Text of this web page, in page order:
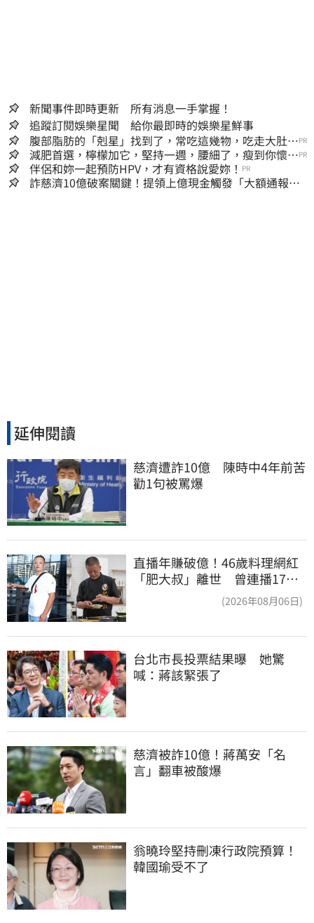
新聞事件即時更新 所有消息一手掌握！
追蹤訂閱娛樂星聞 給你最即時的娛樂星鮮事
腹部脂肪的「剋星」找到了，常吃這幾物，吃走大肚
囊，瘦出小蠻腰
PR
減肥首選，檸檬加它，堅持一週，腰細了，瘦到你懷疑
人生
PR
伴侶和妳一起預防HPV，才有資格說愛妳！ PR
詐慈濟10億破案關鍵！提領上億現金觸發「大額通報」
延伸閱讀
慈濟遭詐10億　陳時中4年前苦
勸1句被罵爆
直播年賺破億！46歲料理網紅
「肥大叔」離世 曾連播17小
(2026年08月06日)
台北市長投票結果曝　她驚
喊：蔣該緊張了
慈濟被詐10億！蔣萬安「名
言」翻車被酸爆
翁曉玲堅持刪凍行政院預算！
韓國瑜受不了